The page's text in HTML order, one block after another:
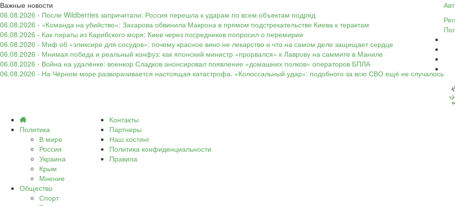
Важные новости
06.08.2026 - После Wildberries запричитали: Россия перешла к ударам по всем объектам подряд
06.08.2026 - «Команда на убийство»: Захарова обвинила Макрона в прямом подстрекательстве Киева к терактам
06.08.2026 - Как пираты из Карибского моря: Киев через посредников попросил о перемирии
06.08.2026 - Миф об «эликсире для сосудов»: почему красное вино не лекарство и что на самом деле защищает сердце
06.08.2026 - Мнимая победа и реальный конфуз: как японский министр «прорвался» к Лаврову на саммите в Маниле
06.08.2026 - Война на удалёнке: военкор Сладков анонсировал появление «домашних полков» операторов БПЛА
06.08.2026 - На Чёрном море разворачивается настоящая катастрофа. «Колоссальный удар»: подобного за всю СВО ещё не случалось
Политика
В мире
Россия
Украина
Крым
Мнение
Общество
Спорт
Контакты
Партнеры
Наш хостинг
Политика конфиденциальности
Правила